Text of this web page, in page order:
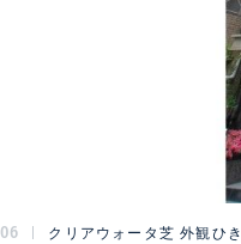
06 クリアウォータ芝 外観ひき